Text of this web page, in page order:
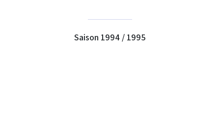
Saison 1994 / 1995